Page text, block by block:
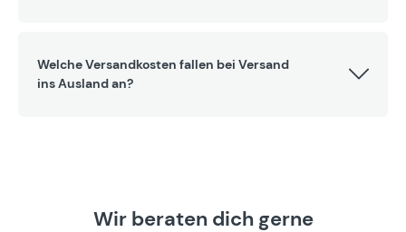
Welche Versandkosten fallen bei Versand
ins Ausland an?
Wir beraten dich gerne